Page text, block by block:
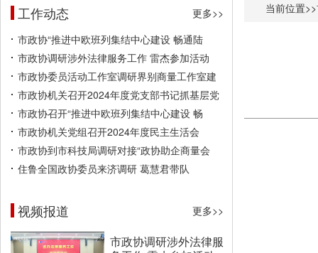
工作动态
更多>>
市政协“推进中欧班列集结中心建设 畅通陆
市政协调研涉外法律服务工作 雷杰参加活动
市政协委员活动工作室调研界别商量工作室建
市政协机关召开2024年度党支部书记抓基层党
市政协召开“推进中欧班列集结中心建设 畅
市政协机关党组召开2024年度民主生活会
市政协到市科技局调研对接“政协助企商量会
住鲁全国政协委员来济调研 葛慧君带队
视频报道 更多>>
市政协调研涉外法律服
当前位置>>